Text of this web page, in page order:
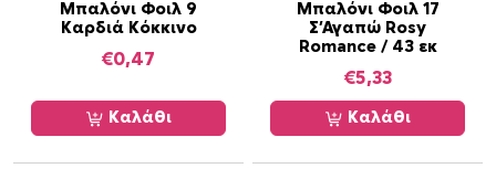
Μπαλόνι Φοιλ 9
Καρδιά Κόκκινο
€0,47
Καλάθι
Μπαλόνι Φοιλ 17
Σ’Αγαπώ Rosy
Romance / 43 εκ
€5,33
Καλάθι